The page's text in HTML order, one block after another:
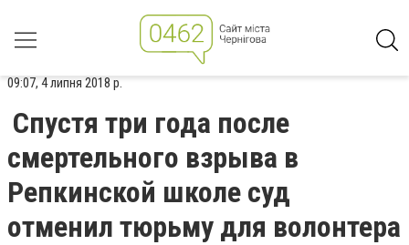
09:07, 4 липня 2018 р.
Спустя три года после
смертельного взрыва в
Репкинской школе суд
отменил тюрьму для волонтера